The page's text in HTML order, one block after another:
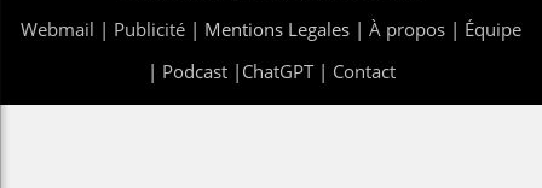
Webmail | Publicité | Mentions Legales | À propos | Équipe
| Podcast| ChatGPT| Contact